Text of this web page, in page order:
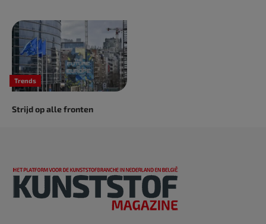
Trends
Strijd op alle fronten